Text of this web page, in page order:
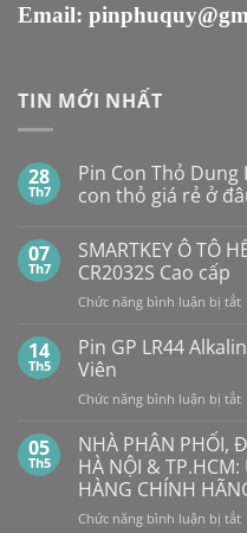
Email:
TIN MỚI NHẤT
28
Th7
Pin Con Thỏ
con thỏ giá rẻ ở
bình
luận
ở
Pin
Con
Dung
Lượng
Bao
Nhiêu?
Mua
con
thỏ
giá
rẻ
ở
đâu
07
Th7
SMARTKEY Ô TÔ
CR2032S Cao cấp
Chức năng bình luận bị tắtở
14
Th5
Pin GP LR44
Viên
Chức năng bình luận bị tắtở
05
Th5
NHÀ PHÂN PHỐI,
HÀ NỘI & TP.HCM:
HÀNG CHÍNH
Chức năng bình luận bị tắtở